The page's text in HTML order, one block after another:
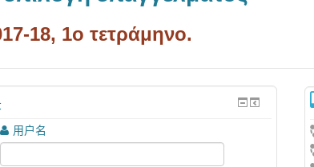
18, 1ο τετράμηνο.
用户名